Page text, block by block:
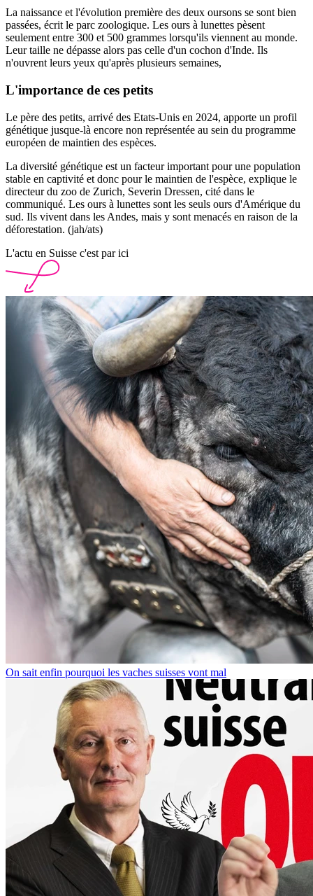
La naissance et l'évolution première des deux oursons se sont bien
passées, écrit le parc zoologique. Les ours à lunettes pèsent
seulement entre 300 et 500 grammes lorsqu'ils viennent au monde.
Leur taille ne dépasse alors pas celle d'un cochon d'Inde. Ils
n'ouvrent leurs yeux qu'après plusieurs semaines,
L'importance de ces petits
Le père des petits, arrivé des Etats-Unis en 2024, apporte un profil
génétique jusque-là encore non représentée au sein du programme
européen de maintien des espèces.
La diversité génétique est un facteur important pour une population
stable en captivité et donc pour le maintien de l'espèce, explique le
directeur du zoo de Zurich, Severin Dressen, cité dans le
communiqué. Les ours à lunettes sont les seuls ours d'Amérique du
sud. Ils vivent dans les Andes, mais y sont menacés en raison de la
déforestation. (jah/ats)
L'actu en Suisse c'est par ici
On sait enfin pourquoi les vaches suisses vont mal